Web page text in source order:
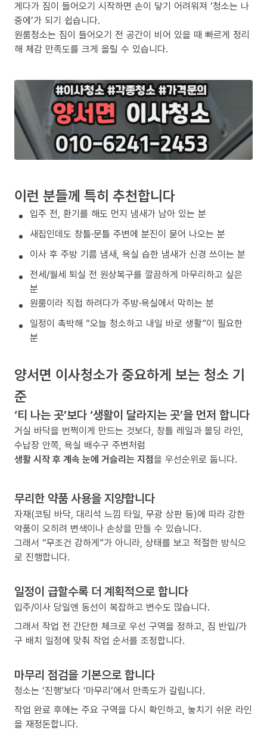
게다가 짐이 들어오기 시작하면 손이 닿기 어려워져 ‘청소는 나
중에’가 되기 쉽습니다.
원룸청소는 짐이 들어오기 전 공간이 비어 있을 때 빠르게 정리
해 체감 만족도를 크게 올릴 수 있습니다.
이런 분들께 특히 추천합니다
입주 전, 환기를 해도 먼지 냄새가 남아 있는 분
새집인데도 창틀·문틀 주변에 분진이 묻어 나오는 분
이사 후 주방 기름 냄새, 욕실 습한 냄새가 신경 쓰이는 분
전세/월세 퇴실 전 원상복구를 깔끔하게 마무리하고 싶은
분
원룸이라 직접 하려다가 주방·욕실에서 막히는 분
일정이 촉박해 “오늘 청소하고 내일 바로 생활”이 필요한
분
양서면 이사청소가 중요하게 보는 청소 기
준
‘티 나는 곳’보다 ‘생활이 달라지는 곳’을 먼저 합니다
거실 바닥을 번쩍이게 만드는 것보다, 창틀 레일과 몰딩 라인,
수납장 안쪽, 욕실 배수구 주변처럼
생활 시작 후 계속 눈에 거슬리는 지점을 우선순위로 둡니다.
무리한 약품 사용을 지양합니다
자재(코팅 바닥, 대리석 느낌 타일, 무광 상판 등)에 따라 강한
약품이 오히려 변색이나 손상을 만들 수 있습니다.
그래서 “무조건 강하게”가 아니라, 상태를 보고 적절한 방식으
로 진행합니다.
일정이 급할수록 더 계획적으로 합니다
입주/이사 당일엔 동선이 복잡하고 변수도 많습니다.
그래서 작업 전 간단한 체크로 우선 구역을 정하고, 짐 반입/가
구 배치 일정에 맞춰 작업 순서를 조정합니다.
마무리 점검을 기본으로 합니다
청소는 ‘진행’보다 ‘마무리’에서 만족도가 갈립니다.
작업 완료 후에는 주요 구역을 다시 확인하고, 놓치기 쉬운 라인
을 재정돈합니다.